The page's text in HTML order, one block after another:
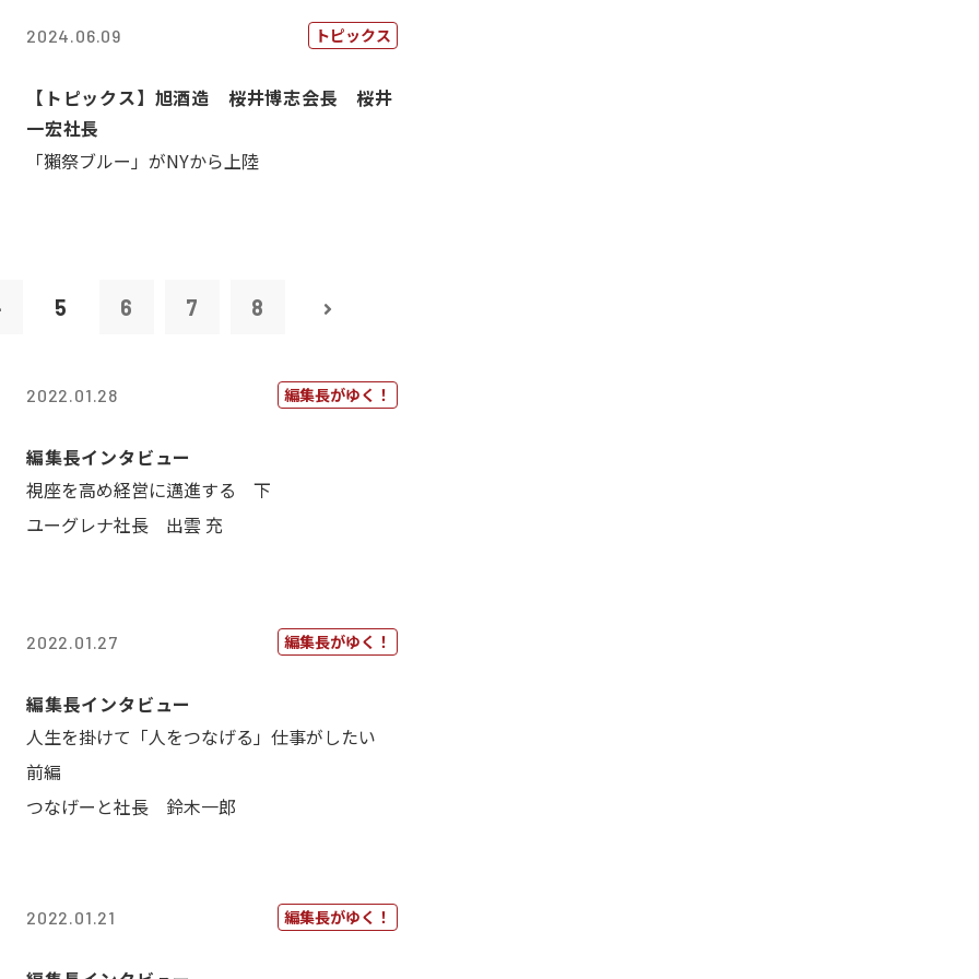
2024.06.09 トピックス
【トピックス】旭酒造 桜井博志会長 桜井
一宏社長
「獺祭ブルー」がNYから上陸
5 6 7 8
2022.01.28 編集長がゆく！
編集長インタビュー
視座を高め経営に邁進する 下
ユーグレナ社長 出雲 充
2022.01.27 編集長がゆく！
編集長インタビュー
人生を掛けて「人をつなげる」仕事がしたい
前編
つなげーと社長 鈴木一郎
2022.01.21 編集長がゆく！